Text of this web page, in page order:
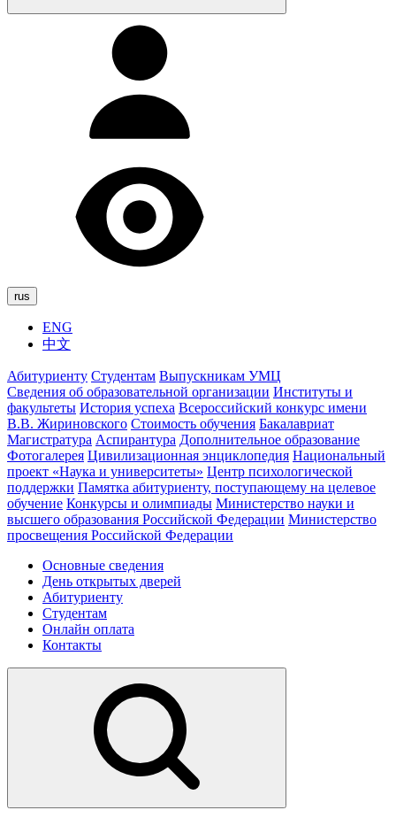
rus
ENG
中文
Абитуриенту Студентам Выпускникам УМЦ
Сведения об образовательной организации Институты и
факультеты История успеха Всероссийский конкурс имени
В.В. Жириновского Стоимость обучения Бакалавриат
Магистратура Аспирантура Дополнительное образование
Фотогалерея Цивилизационная энциклопедия Национальный
проект «Наука и университеты» Центр психологической
поддержки Памятка абитуриенту, поступающему на целевое
обучение Конкурсы и олимпиады Министерство науки и
высшего образования Российской Федерации Министерство
просвещения Российской Федерации
Основные сведения
День открытых дверей
Абитуриенту
Студентам
Онлайн оплата
Контакты